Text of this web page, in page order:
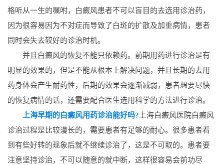
格听从一生的嘱咐，白癜风患者不可以盲目的去选用诊治药，
因为很容易因为不对症而导致了白斑的扩散及加重病情，患者
同时会失去较好的诊治时机。
并且白癜风的恢复不能只依赖药。前期用药进行诊治是有
明显的效果的，但是不能从根本上解决问题，并且长期的去用
药身体会产生耐药性，后期的效果会逐渐减弱，患者想要尽快
的恢复病情的话，还需要配合医生选用科学的方法进行诊治。
上海早期的白癜风用药诊治能好吗? 上海白癜风医院白癜风
诊治过程是比较漫长的，需要患者有足够的耐心。很多患者看
到有些好转的现象后就不继续诊治了，这是不可取的。患者要
注意坚持诊治，不可以随意的就中断，这样很容易会前功尽